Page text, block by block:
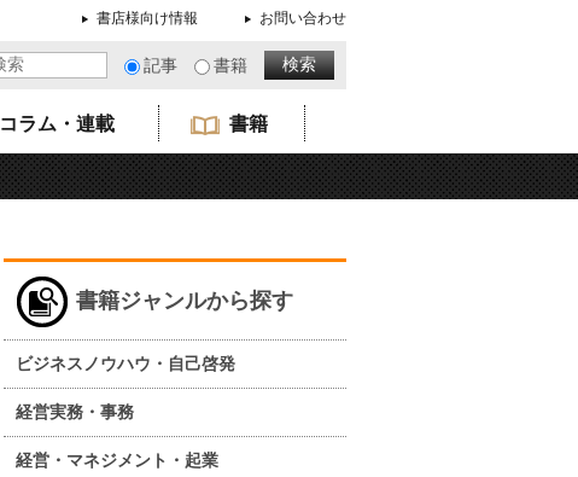
書店様向け情報 お問い合わせ
記事 書籍
コラム・連載 書籍
書籍ジャンルから探す
ビジネスノウハウ・自己啓発
経営実務・事務
経営・マネジメント・起業